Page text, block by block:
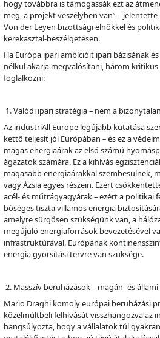
hogy továbbra is támogassák ezt az
meg, a projekt veszélyben van” –
Von der Leyen bizottsági elnökkel és
kerekasztal-beszélgetésen.
Ha Európa ipari ambícióit ipari bázisának
nélkül akarja megvalósítani, három
foglalkozni:
Valódi ipari stratégia – nem a
Az industriAll Europe legújabb kutatása
kettő teljesít jól Európában – és ez a
magas energiaárak az első számú
ágazatok számára. Ez a kihívás
magasabb energiaárakkal szembesülnek,
vagy Ázsia egyes részein. Ezért
acél- és műtrágyagyárak – ezért a politikai
bőséges tiszta villamos energia
amelyre sürgősen szükségünk van, a
megújuló energiaforrások bevezetésével
infrastruktúrával. Európának
energia gyorsítási tervre van szüksége.
Masszív beruházások – magán- és
Mario Draghi komoly európai beruházási
közelmúltbeli felhívását visszhangozva az
hangsúlyozta, hogy a vállalatok túl